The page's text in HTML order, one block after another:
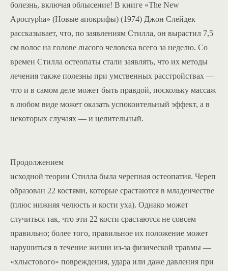
болезнь, включая облысение! В книге «The New
Apocrypha» (Новые апокрифы) (1974) Джон Слейдек
рассказывает, что, по заявлениям Стилла, он вырастил 7,5
см волос на голове лысого человека всего за неделю. Со
времен Стилла остеопаты стали заявлять, что их методы
лечения также полезны при умственных расстройствах —
что и в самом деле может быть правдой, поскольку массаж
в любом виде может оказать успокоительный эффект, а в
некоторых случаях — и целительный.
Продолжением
исходной теории Стилла была черепная остеопатия. Череп
образован 22 костями, которые срастаются в младенчестве
(плюс нижняя челюсть и кости уха). Однако может
случиться так, что эти 22 кости срастаются не совсем
правильно; более того, правильное их положение может
нарушиться в течение жизни из-за физической травмы —
«хлыстового» повреждения, удара или даже давления при